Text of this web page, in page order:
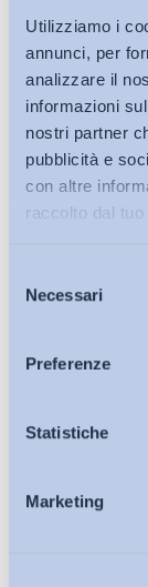
Utilizziamo i
annunci, per
analizzare il
informazioni
nostri partner
pubblicità e
con altre
raccolto dal
delNecessari
Preferenze
Statistiche
Marketing
Bollettini
Articoli
Osservatori
Eventi
20/07/2026
Bollettino ADAPT
Arriva il
verso la
Istruzione e
Lavoro da
doppia soglia